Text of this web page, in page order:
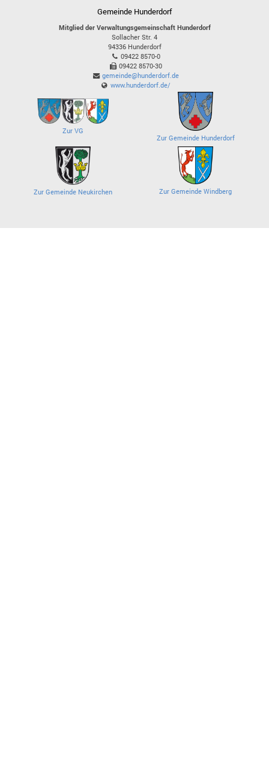
Gemeinde Hunderdorf
Mitglied der Verwaltungsgemeinschaft Hunderdorf
Sollacher Str. 4
94336 Hunderdorf
09422 8570-0
09422 8570-30
gemeinde@hunderdorf.de
www.hunderdorf.de/
Zur VG
Zur Gemeinde Hunderdorf
Zur Gemeinde Neukirchen Zur Gemeinde Windberg